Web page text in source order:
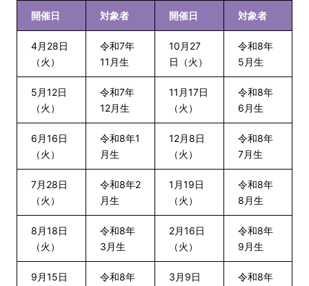
開催日 対象者 開催日 対象者
4月28日
（火）
令和7年
11月生
10月27
日（火）
令和8年
5月生
5月12日
（火）
令和7年
12月生
11月17日
（火）
令和8年
6月生
6月16日
（火）
令和8年1
月生
12月8日
（火）
令和8年
7月生
7月28日
（火）
令和8年2
月生
1月19日
（火）
令和8年
8月生
8月18日
（火）
令和8年
3月生
2月16日
（火）
令和8年
9月生
9月15日
令和8年
3月9日
令和8年